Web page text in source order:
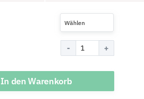
Wählen
In den Warenkorb